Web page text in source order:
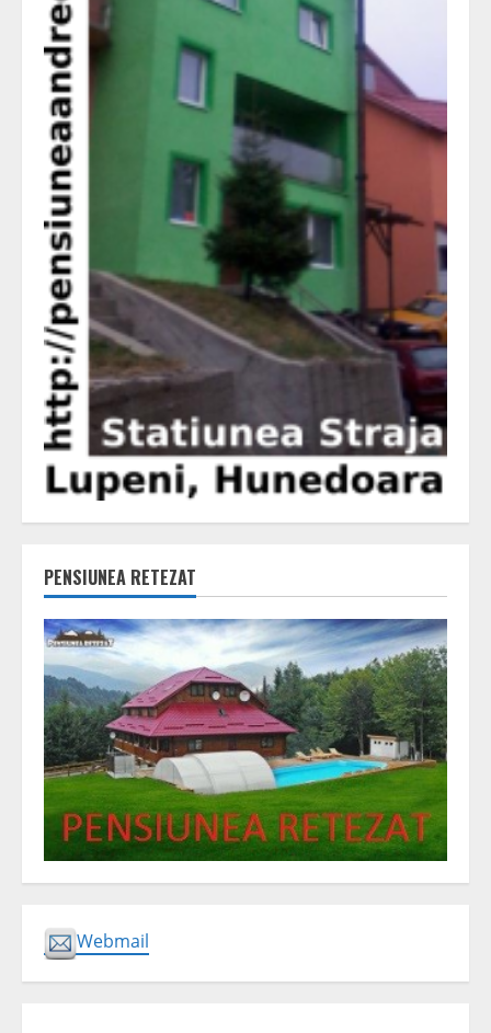
PENSIUNEA RETEZAT
Webmail